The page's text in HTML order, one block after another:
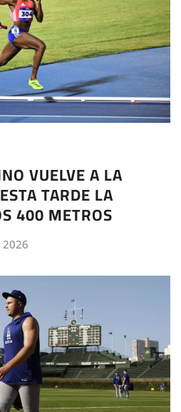
VUELVE A LA
TARDE LA
400 METROS
2026